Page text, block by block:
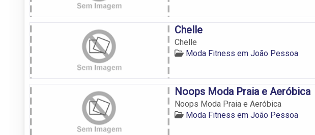
Chelle
Chelle
Moda Fitness em João Pessoa
Noops Moda Praia e Aeróbica
Noops Moda Praia e Aeróbica
Moda Fitness em João Pessoa